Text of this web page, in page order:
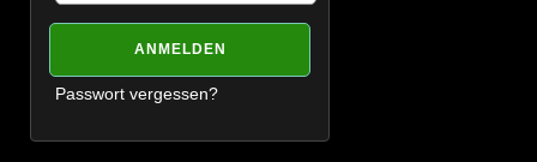
Passwort vergessen?